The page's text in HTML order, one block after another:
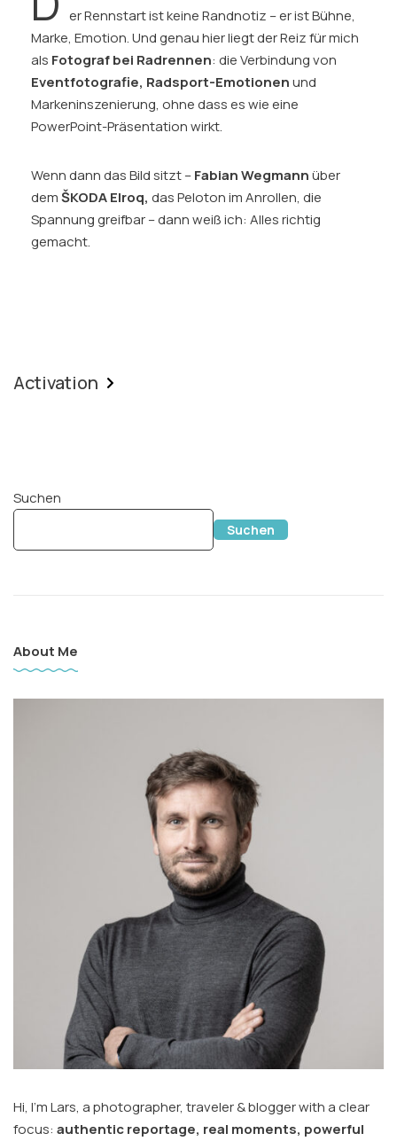
er Rennstart ist keine Randnotiz – er ist Bühne,
Marke, Emotion. Und genau hier liegt der Reiz für mich
als Fotograf bei Radrennen: die Verbindung von
Eventfotografie, Radsport-Emotionenund
Markeninszenierung, ohne dass es wie eine
PowerPoint-Präsentation wirkt.
Wenn dann das Bild sitzt –Fabian Wegmannüber
demŠKODA Elroq, das Peloton im Anrollen, die
Spannung greifbar – dann weiß ich: Alles richtig
gemacht.
Activation
Suchen
Suchen
About Me
Hi, I’m Lars, a photographer, traveler & blogger with a clear
focus: authentic reportage, real moments, powerful